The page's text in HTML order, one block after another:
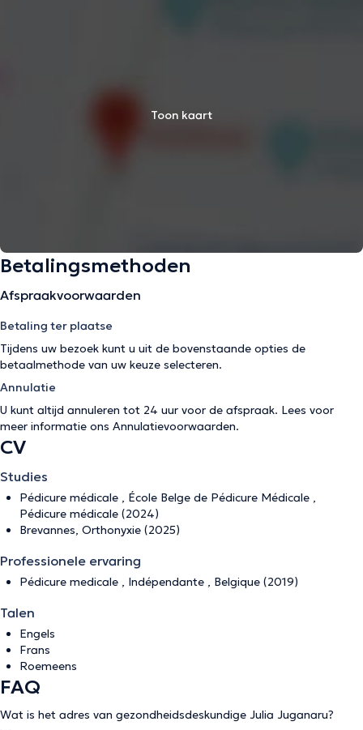
Toon kaart
Betalingsmethoden
Afspraakvoorwaarden
Betaling ter plaatse
Tijdens uw bezoek kunt u uit de bovenstaande opties de
betaalmethode van uw keuze selecteren.
Annulatie
U kunt altijd annuleren tot 24 uur voor de afspraak. Lees voor
meer informatie ons Annulatievoorwaarden.
CV
Studies
Pédicure médicale , École Belge de Pédicure Médicale ,
Pédicure médicale (2024)
Brevannes, Orthonyxie (2025)
Professionele ervaring
Pédicure medicale , Indépendante , Belgique (2019)
Talen
Engels
Frans
Roemeens
FAQ
Wat is het adres van gezondheidsdeskundige Julia Juganaru?